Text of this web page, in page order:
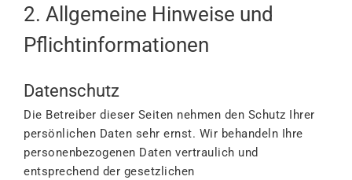
2. Allgemeine Hinweise und
Pflichtinformationen
Datenschutz
Die Betreiber dieser Seiten nehmen den Schutz Ihrer
persönlichen Daten sehr ernst. Wir behandeln Ihre
personenbezogenen Daten vertraulich und
entsprechend der gesetzlichen